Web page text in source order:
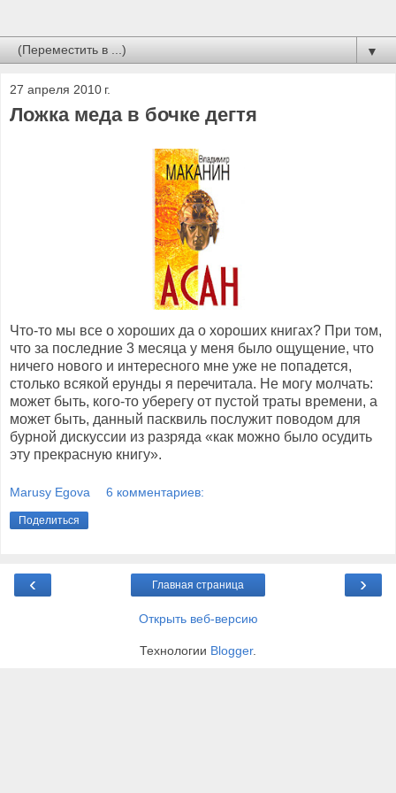
▼
27 апреля 2010 г.
Ложка меда в бочке дегтя
Что-то мы все о хороших да о хороших книгах? При том,
что за последние 3 месяца у меня было ощущение, что
ничего нового и интересного мне уже не попадется,
столько всякой ерунды я перечитала. Не могу молчать:
может быть, кого-то уберегу от пустой траты времени, а
может быть, данный пасквиль послужит поводом для
бурной дискуссии из разряда «как можно было осудить
эту прекрасную книгу».
Marusy Egova 6 комментариев:
Поделиться
‹ ›
Главная страница
Открыть веб-версию
Технологии Blogger.